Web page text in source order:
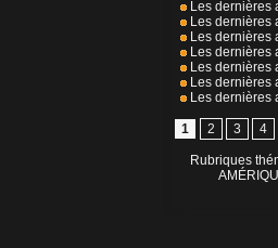
Les dernières
Les dernières
Les dernières
Les dernières
Les dernières
Les dernières
Les dernières
1 2 3 4
Rubriques